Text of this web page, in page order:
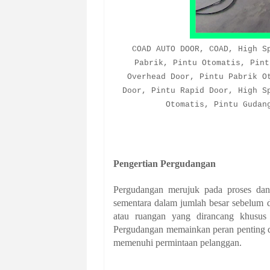
COAD AUTO DOOR, COAD,
Pabrik, Pintu Otomatis,
Overhead Door, Pintu Pabrik
Door, Pintu Rapid Door, High
Otomatis, Pintu
Pengertian Pergudangan
Pergudangan merujuk pada proses
sementara dalam jumlah besar
atau ruangan yang dirancang
Pergudangan memainkan peran
memenuhi permintaan pelanggan.